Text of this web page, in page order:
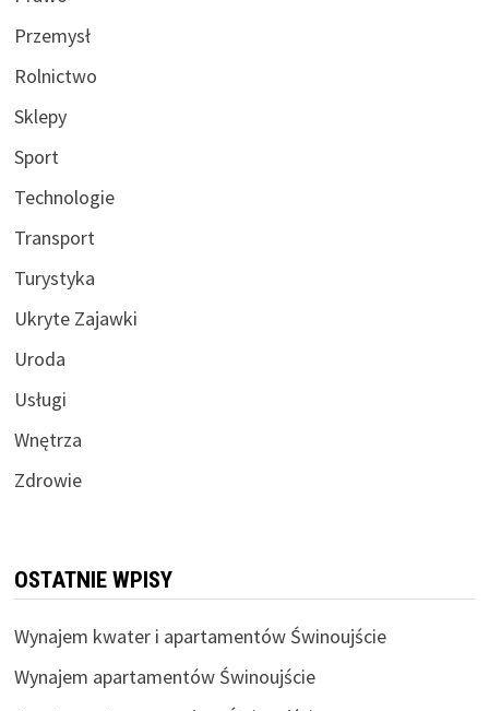
Przemysł
Rolnictwo
Sklepy
Sport
Technologie
Transport
Turystyka
Ukryte Zajawki
Uroda
Usługi
Wnętrza
Zdrowie
OSTATNIE WPISY
Wynajem kwater i apartamentów Świnoujście
Wynajem apartamentów Świnoujście